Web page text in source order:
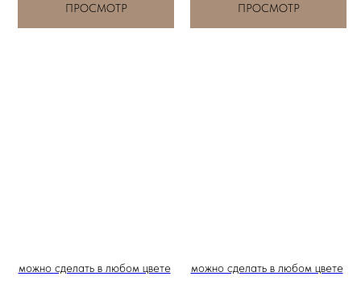
ПРОСМОТР ПРОСМОТР
можно сделать в любом цвете можно сделать в любом цвете